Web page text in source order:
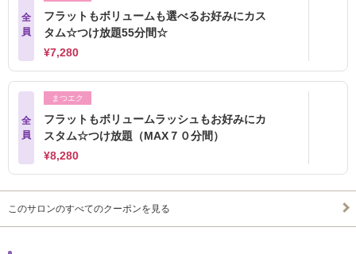
全
員
フラットもボリュームも選べるお好みにカス
タム☆つけ放題55分間☆
¥7,280
全
員
まつエク
フラットもボリュームラッシュもお好みにカ
スタム☆つけ放題（MAX７０分間）
¥8,280
このサロンのすべてのクーポンを見る